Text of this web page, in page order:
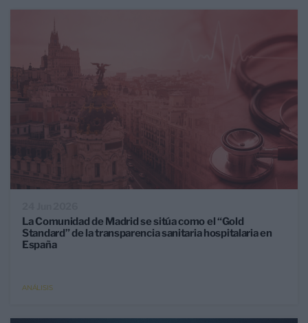
La Comunidad de Madrid se sitúa como el “Gold
Standard” de la transparencia sanitaria hospitalaria en
España
ANÁLISIS